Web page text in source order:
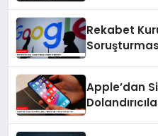
Rekabet
Apple’dan